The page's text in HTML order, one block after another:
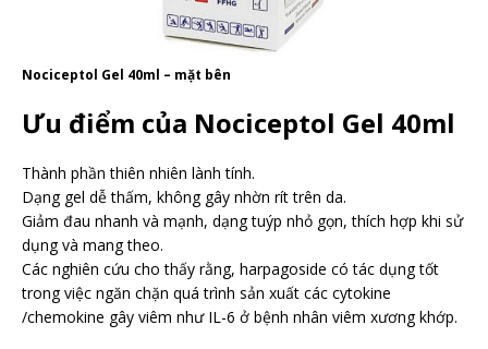
Nociceptol Gel 40ml – mặt bên
Ưu điểm của Nociceptol Gel 40ml
Thành phần thiên nhiên lành tính.
Dạng gel dễ thấm, không gây nhờn rít trên da.
Giảm đau nhanh và mạnh, dạng tuýp nhỏ gọn, thích hợp khi sử
dụng và mang theo.
Các nghiên cứu cho thấy rằng, harpagoside có tác dụng tốt
trong việc ngăn chặn quá trình sản xuất các cytokine
/chemokine gây viêm như IL-6 ở bệnh nhân viêm xương khớp.